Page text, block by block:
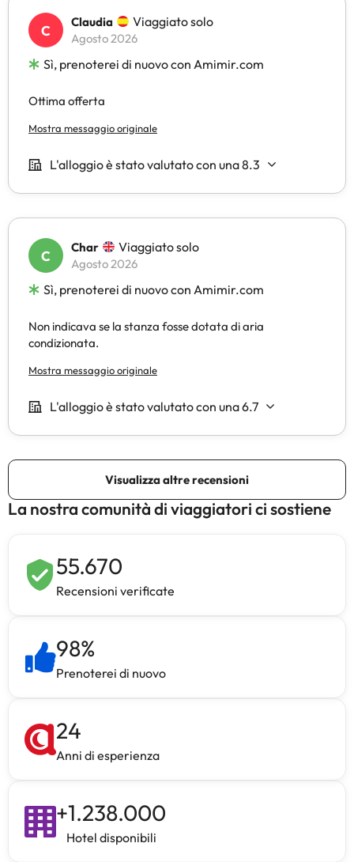
La nostra comunità di viaggiatori ci sostiene
55.670
Recensioni verificate
98%
Prenoterei di nuovo
24
Anni di esperienza
+1.238.000
Hotel disponibili